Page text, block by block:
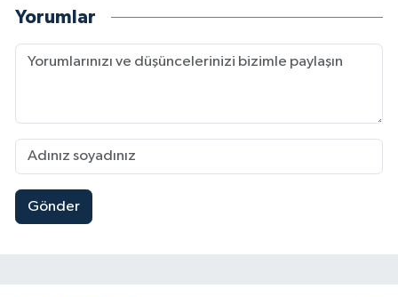
Yorumlar
Gönder